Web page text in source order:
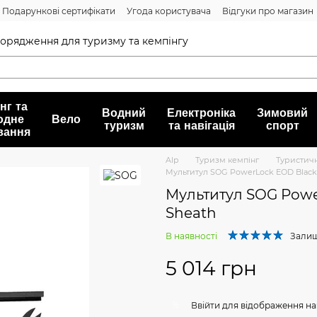
Подарункові сертифікати Угода користувача
Відгуки про магазин
для туризму та кемпінгу
та
Вело
Водний
туризм
Електроніка
та навігація
Зимовий
спорт
Alp Туризм кемпінг
Мультитул SOG PowerLock EOD
Мультитул SOG
Sheath
В наявності
5 014 грн
Ввійти для відображення